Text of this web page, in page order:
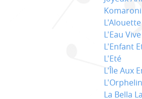
Komaroni
L'Eau Vive
L'Enfant
L'Eté
L'Île Aux
L'Orphelin
La Bella